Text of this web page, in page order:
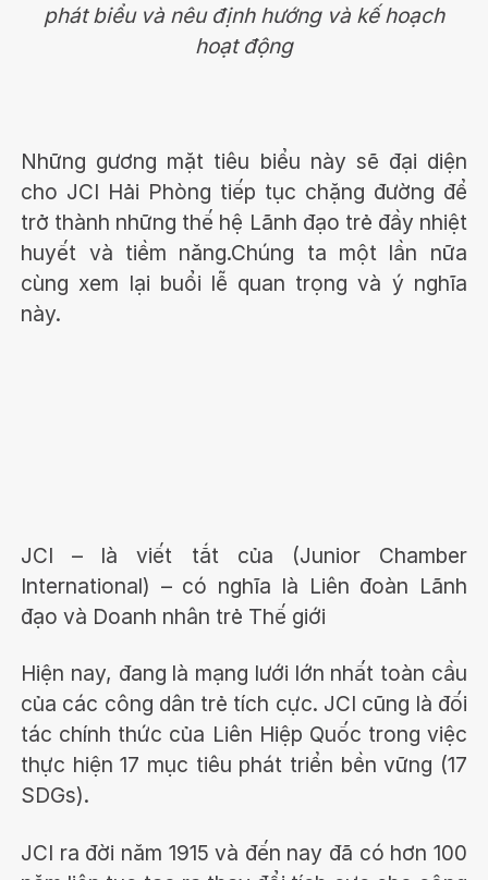
phát biểu và nêu định hướng và kế hoạch
hoạt động
Những gương mặt tiêu biểu này sẽ đại diện
cho JCI Hải Phòng tiếp tục chặng đường để
trở thành những thế hệ Lãnh đạo trẻ đầy nhiệt
huyết và tiềm năng.Chúng ta một lần nữa
cùng xem lại buổi lễ quan trọng và ý nghĩa
này.
JCI – là viết tắt của (Junior Chamber
International) – có nghĩa là Liên đoàn Lãnh
đạo và Doanh nhân trẻ Thế giới
Hiện nay, đang là mạng lưới lớn nhất toàn cầu
của các công dân trẻ tích cực. JCI cũng là đối
tác chính thức của Liên Hiệp Quốc trong việc
thực hiện 17 mục tiêu phát triển bền vững (17
SDGs).
JCI ra đời năm 1915 và đến nay đã có hơn 100